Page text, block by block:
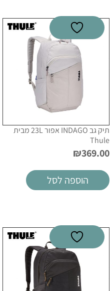
תיק גב INDAGO אפור 23L מבית
Thule
₪369.00
הוספה לסל